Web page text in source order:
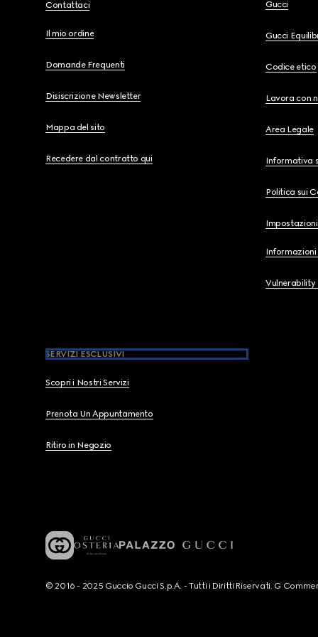
Contattaci
Il mio ordine
Domande Frequenti
Disiscrizione Newsletter
Mappa del sito
Recedere dal contratto qui
Gucci
Gucci
Codice etico
Lavora con
Area Legale
Informativa
Politica sui
Informazioni
Vulnerability
SERVIZI ESCLUSIVI
Scopri i Nostri Servizi
Prenota Un Appuntamento
Ritiro in Negozio
© 2016 - 2025 Guccio Gucci S.p.A. - Tutti i Diritti Riservati. G